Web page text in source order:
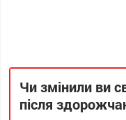
Чи змінили ви
після